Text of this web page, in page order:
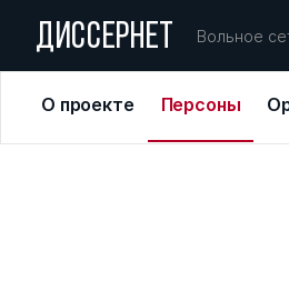
ДИССЕРНЕТ Вольное
О проекте Персоны